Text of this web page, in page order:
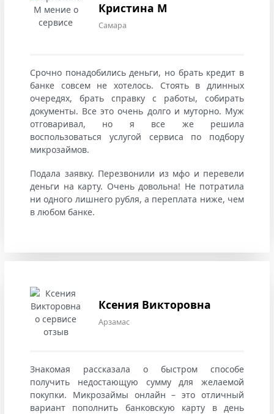
Кристина М
Самара
Срочно понадобились деньги, но брать кредит в
банке совсем не хотелось. Стоять в длинных
очередях, брать справку с работы, собирать
документы. Все это очень долго и муторно. Муж
отговаривал, но я все же решила
воспользоваться услугой сервиса по подбору
микрозаймов.
Подала заявку. Перезвонили из мфо и перевели
деньги на карту. Очень довольна! Не потратила
ни одного лишнего рубля, а переплата ниже, чем
в любом банке.
Ксения Викторовна
Арзамас
Знакомая рассказала о быстром способе
получить недостающую сумму для желаемой
покупки. Микрозаймы онлайн – это отличный
вариант пополнить банковскую карту в день